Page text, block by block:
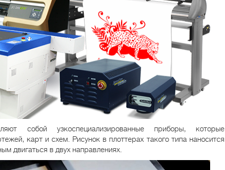
собой узкоспециализированные приборы, которые
карт и схем. Рисунок в плоттерах такого типа наносится
двигаться в двух направлениях.